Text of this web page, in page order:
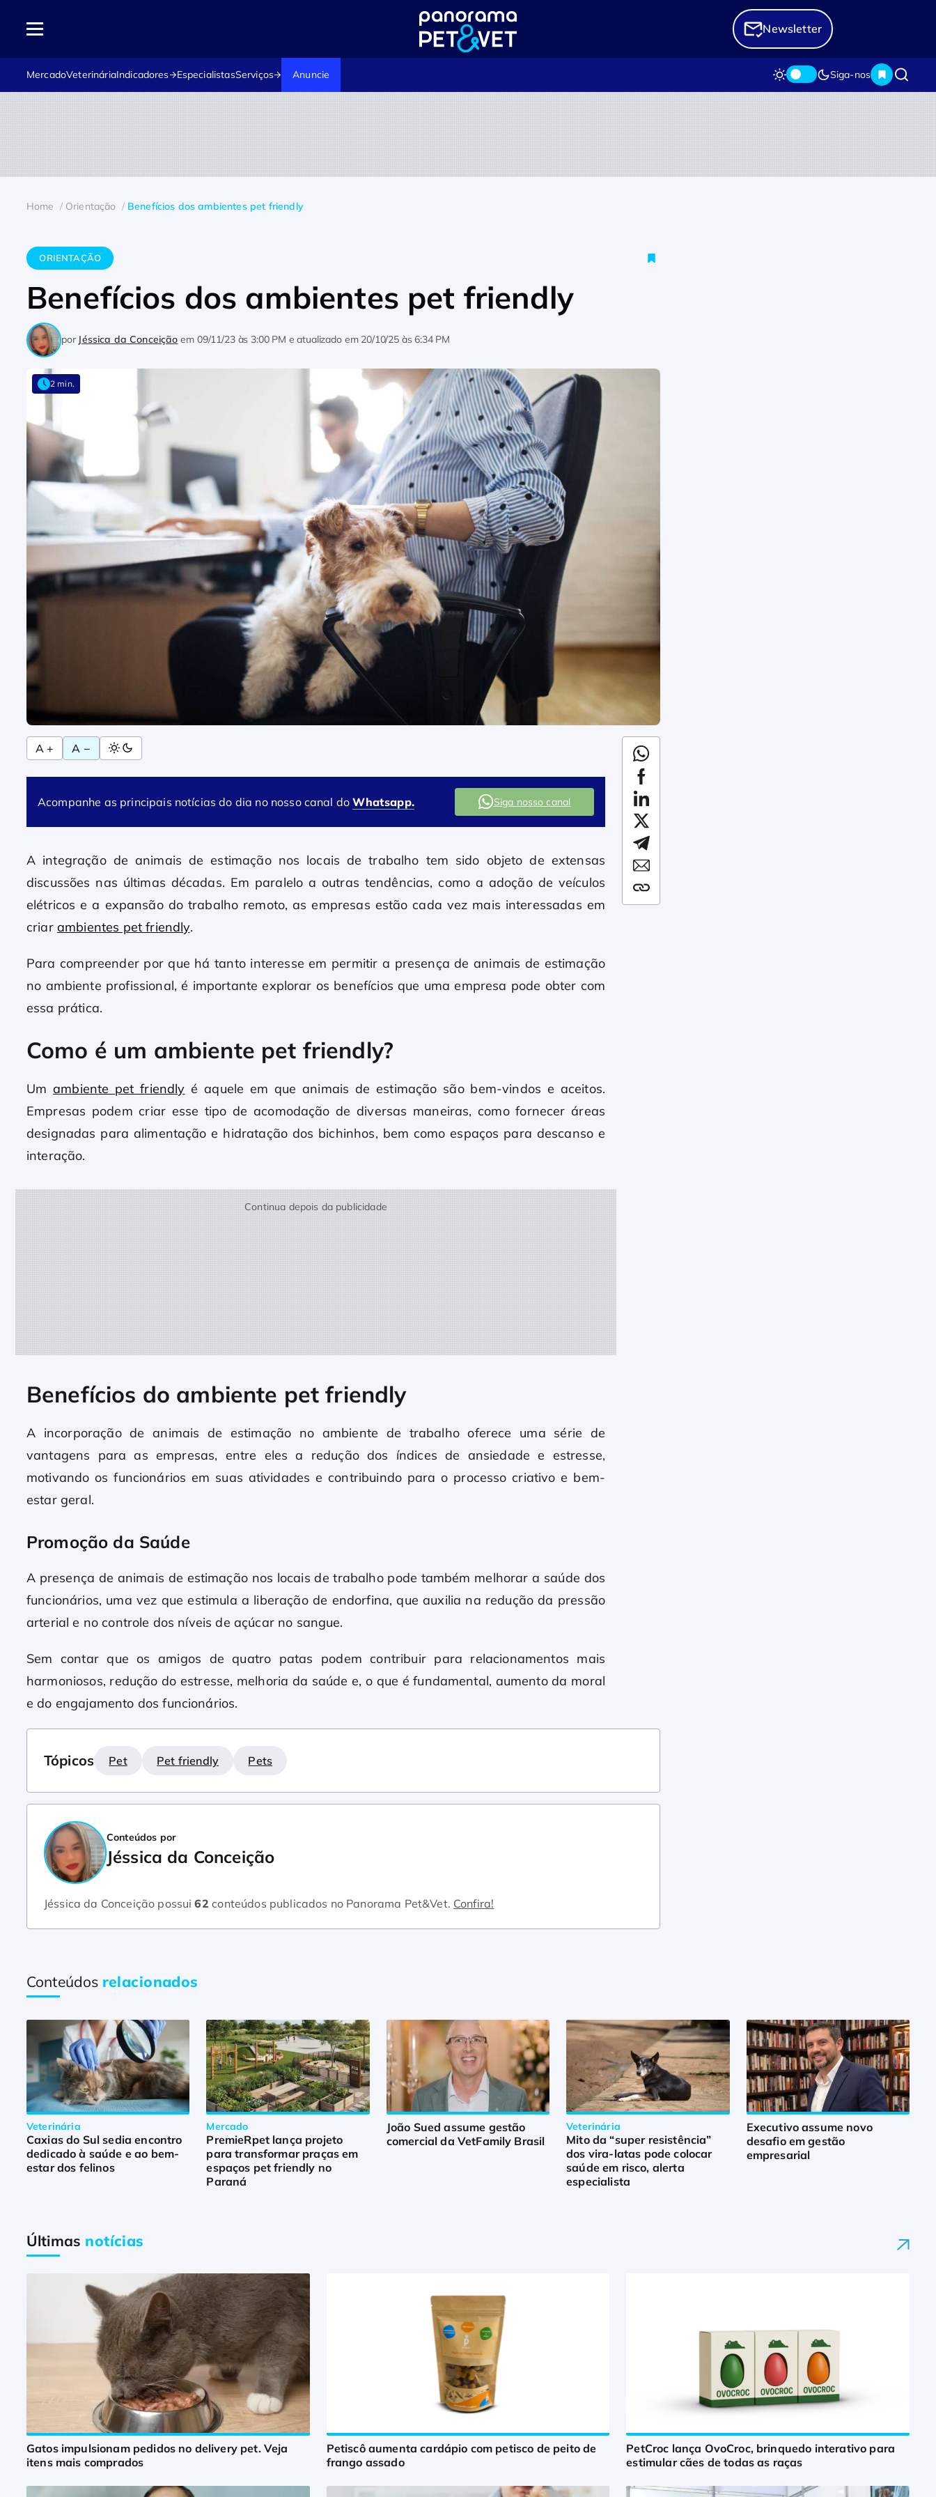
Newsletter
MercadoVeterináriaIndicadores EspecialistasServiços Anuncie Siga-nos
Home Orientação Benefícios dos ambientes pet friendly
ORIENTAÇÃO
Benefícios dos ambientes pet friendly
por Jéssica da Conceição em 09/11/23 às 3:00 PM e atualizado em 20/10/25 às 6:34 PM
2 min.
A + A −
Acompanhe as principais notícias do dia no nosso canal doWhatsapp. Siga nosso canal
A integração de animais de estimação nos locais de trabalho tem sido objeto de extensas
discussões nas últimas décadas. Em paralelo a outras tendências, como a adoção de veículos
elétricos e a expansão do trabalho remoto, as empresas estão cada vez mais interessadas em
criar ambientes pet friendly.
Para compreender por que há tanto interesse em permitir a presença de animais de estimação
no ambiente profissional, é importante explorar os benefícios que uma empresa pode obter com
essa prática.
Como é um ambiente pet friendly?
Umambiente pet friendly é aquele em que animais de estimação são bem-vindos e aceitos.
Empresas podem criar esse tipo de acomodação de diversas maneiras, como fornecer áreas
designadas para alimentação e hidratação dos bichinhos, bem como espaços para descanso e
interação.
Continua depois da publicidade
Benefícios do ambiente pet friendly
A incorporação de animais de estimação no ambiente de trabalho oferece uma série de
vantagens para as empresas, entre eles a redução dos índices de ansiedade e estresse,
motivando os funcionários em suas atividades e contribuindo para o processo criativo e bem-
estar geral.
Promoção da Saúde
A presença de animais de estimação nos locais de trabalho pode também melhorar a saúde dos
funcionários, uma vez que estimula a liberação de endorfina, que auxilia na redução da pressão
arterial e no controle dos níveis de açúcar no sangue.
Sem contar que os amigos de quatro patas podem contribuir para relacionamentos mais
harmoniosos, redução do estresse, melhoria da saúde e, o que é fundamental, aumento da moral
e do engajamento dos funcionários.
Tópicos Pet Pet friendly Pets
Conteúdos por
Jéssica da Conceição
Jéssica da Conceição possui62 conteúdos publicados no Panorama Pet&Vet. Confira!
Conteúdos relacionados
Veterinária
Caxias do Sul sedia encontro
dedicado à saúde e ao bem-
estar dos felinos
Mercado
PremieRpet lança projeto
para transformar praças em
espaços pet friendly no
Paraná
João Sued assume gestão
comercial da VetFamily Brasil
Veterinária
Mito da “super resistência”
dos vira-latas pode colocar
saúde em risco, alerta
especialista
Executivo assume novo
desafio em gestão
empresarial
Últimas notícias
Gatos impulsionam pedidos no delivery pet. Veja
itens mais comprados
Petiscô aumenta cardápio com petisco de peito de
frango assado
PetCroc lança OvoCroc, brinquedo interativo para
estimular cães de todas as raças